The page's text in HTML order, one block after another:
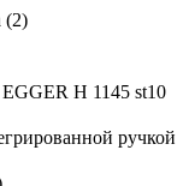
(2)
H 1145 st10
ручкой